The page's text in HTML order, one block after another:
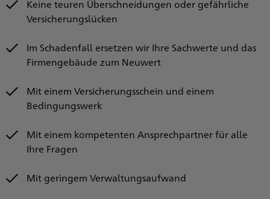
Keine teuren Überschneidungen oder gefährliche
Versicherungslücken
Im Schadenfall ersetzen wir Ihre Sachwerte und das
Firmengebäude zum Neuwert
Mit einem Versicherungsschein und einem
Bedingungswerk
Mit einem kompetenten Ansprechpartner für alle
Ihre Fragen
Mit geringem Verwaltungsaufwand